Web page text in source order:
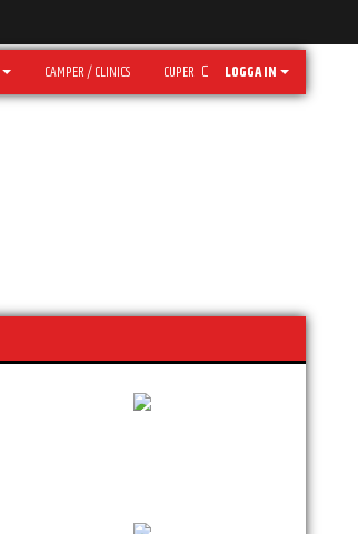
CAMPER / CLINICS CUPER LOGGA IN